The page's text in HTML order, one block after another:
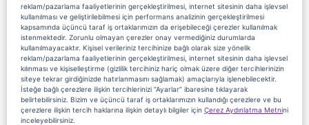
reklam/pazarlama faaliyetlerinin gerçekleştirilmesi, internet sitesinin daha işlevsel
kullanılması ve geliştirilebilmesi için performans analizinin gerçekleştirilmesi
kapsamında üçüncü taraf iş ortaklarımızın da erişebileceği çerezler kullanılmak
istenmektedir. Zorunlu olmayan çerezler onay vermediğiniz durumlarda
kullanılmayacaktır. Kişisel verileriniz tercihinize bağlı olarak size yönelik
reklam/pazarlama faaliyetlerinin gerçekleştirilmesi, internet sitesinin daha işlevsel
kılınması ve kişiselleştirme (gizlilik tercihiniz hariç olmak üzere diğer tercihlerinizin
siteye tekrar girdiğinizde hatırlanmasını sağlamak) amaçlarıyla işlenebilecektir.
İsteğe bağlı çerezlere ilişkin tercihlerinizi “Ayarlar” ibaresine tıklayarak
belirtebilirsiniz. Bizim ve üçüncü taraf iş ortaklarımızın kullandığı çerezlere ve bu
çerezlere ilişkin tercih haklarına ilişkin detaylı bilgiler için Çerez Aydınlatma Metnini
inceleyebilirsiniz.